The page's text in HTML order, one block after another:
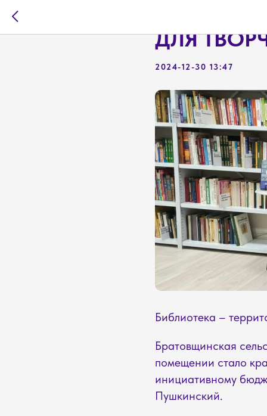
ДЛЯ
2024-12-30 13:47
Библиотека –
Братовщинская
помещении стало
инициативному
Пушкинский.